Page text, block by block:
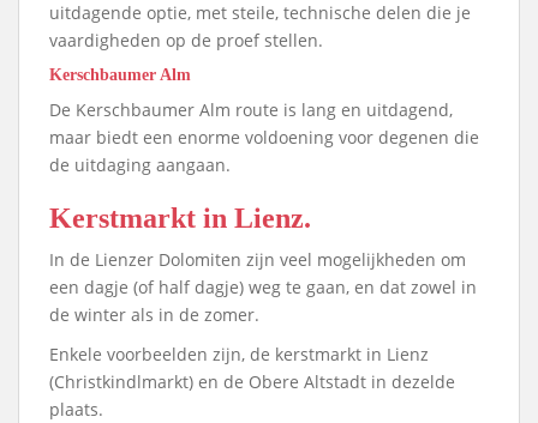
uitdagende optie, met steile, technische delen die je
vaardigheden op de proef stellen.
Kerschbaumer Alm
De Kerschbaumer Alm route is lang en uitdagend,
maar biedt een enorme voldoening voor degenen die
de uitdaging aangaan.
Kerstmarkt in Lienz.
In de Lienzer Dolomiten zijn veel mogelijkheden om
een dagje (of half dagje) weg te gaan, en dat zowel in
de winter als in de zomer.
Enkele voorbeelden zijn, de kerstmarkt in Lienz
(Christkindlmarkt) en de Obere Altstadt in dezelde
plaats.